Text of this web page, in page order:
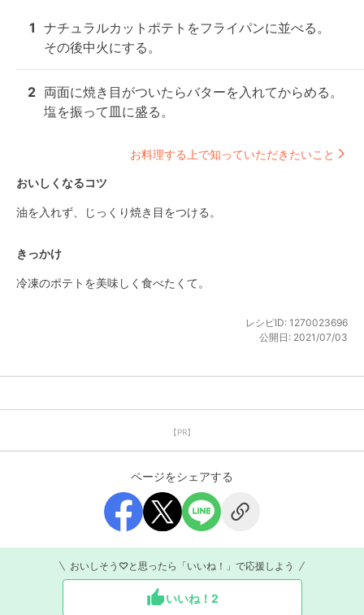
1 ナチュラルカットポテトをフライパンに並べる。
その後中火にする。
2 両面に焼き目がついたらバターを入れてからめる。
塩を振って皿に盛る。
お料理する上で知っていただきたいこと
おいしくなるコツ
油を入れず、じっくり焼き目をつける。
きっかけ
冷凍のポテトを美味しく食べたくて。
レシピID: 1270023696
公開日: 2021/07/03
【PR】
ページをシェアする
おいしそう♡と思ったら「いいね！」で応援しよう
いいね！ 2